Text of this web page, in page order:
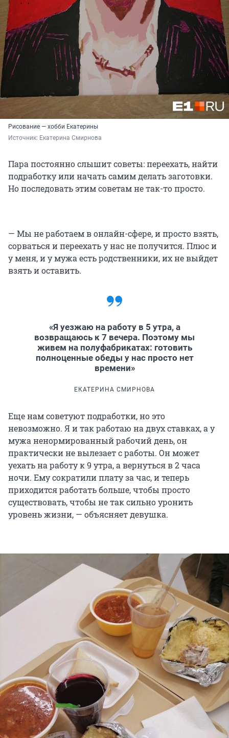
Рисование — хобби Екатерины
Источник: Екатерина Смирнова
Пара постоянно слышит советы: переехать, найти
подработку или начать самим делать заготовки.
Но последовать этим советам не так-то просто.
— Мы не работаем в онлайн-сфере, и просто взять,
сорваться и переехать у нас не получится. Плюс и
у меня, и у мужа есть родственники, их не выйдет
взять и оставить.
«Я уезжаю на работу в 5 утра, а
возвращаюсь к 7 вечера. Поэтому мы
живем на полуфабрикатах: готовить
полноценные обеды у нас просто нет
времени»
ЕКАТЕРИНА СМИРНОВА
Еще нам советуют подработки, но это
невозможно. Я и так работаю на двух ставках, а у
мужа ненормированный рабочий день, он
практически не вылезает с работы. Он может
уехать на работу к 9 утра, а вернуться в 2 часа
ночи. Ему сократили плату за час, и теперь
приходится работать больше, чтобы просто
существовать, чтобы не так сильно уронить
уровень жизни, — объясняет девушка.